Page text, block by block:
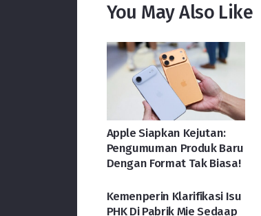
You May Also Like
Apple Siapkan Kejutan:
Pengumuman Produk Baru
Dengan Format Tak Biasa!
Kemenperin Klarifikasi Isu
PHK Di Pabrik Mie Sedaap